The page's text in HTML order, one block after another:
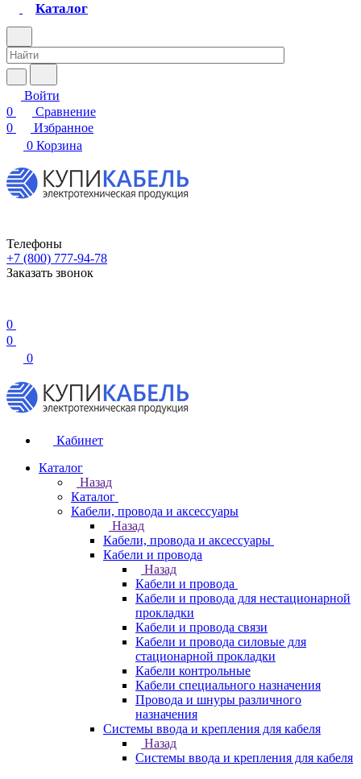
Каталог
Войти
0
Сравнение
0
Избранное
0 Корзина
Телефоны
+7 (800) 777-94-78
Заказать звонок
0
0
0
Кабинет
Каталог
Назад
Каталог
Кабели, провода и аксессуары
Назад
Кабели, провода и аксессуары
Кабели и провода
Назад
Кабели и провода
Кабели и провода для нестационарной
прокладки
Кабели и провода связи
Кабели и провода силовые для
стационарной прокладки
Кабели контрольные
Кабели специального назначения
Провода и шнуры различного
назначения
Системы ввода и крепления для кабеля
Назад
Системы ввода и крепления для кабеля